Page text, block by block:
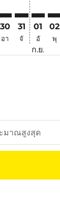
30
อา
31
จั
01
อั
ก.ย.
02
พุ